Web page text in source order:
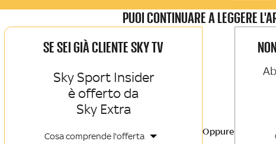
PUOI CONTINUARE A LEGGERE
SE SEI GIÀ CLIENTE SKY TV
Sky Sport Insider
è offerto da
Sky Extra
Cosa comprende l'offerta Oppure